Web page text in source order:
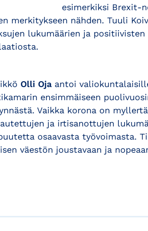
esimerkiksi Brexit-
merkitykseen nähden. Tuuli
lukumäärien ja
Olli Oja antoi
ensimmäiseen
Vaikka korona on
ja irtisanottujen
osaavasta työvoimasta.
väestön joustavaan ja